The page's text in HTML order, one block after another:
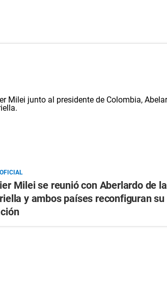
Milei se reunió con Aberlardo de la
y ambos países reconfiguran su